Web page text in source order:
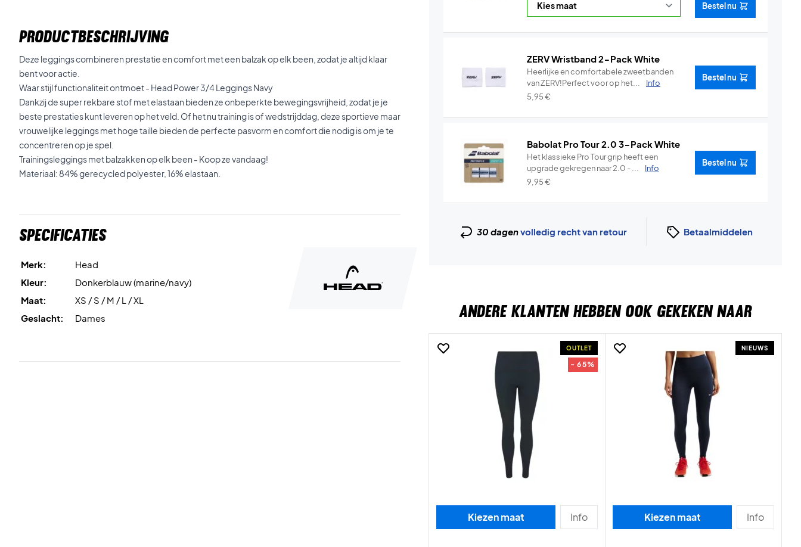
PRODUCTBESCHRIJVING
Deze leggings combineren prestatie en comfort met een balzak op elk been, zodat je altijd klaar
bent voor actie.
Waar stijl functionaliteit ontmoet - Head Power 3/4 Leggings Navy
Dankzij de super rekbare stof met elastaan bieden ze onbeperkte bewegingsvrijheid, zodat je je
beste prestaties kunt leveren op het veld. Of het nu training is of wedstrijddag, deze sportieve maar
vrouwelijke leggings met hoge taille bieden de perfecte pasvorm en comfort die nodig is om je te
concentreren op je spel.
Trainingsleggings met balzakken op elk been - Koop ze vandaag!
Materiaal: 84% gerecycled polyester, 16% elastaan.
Specificaties
Merk:
Head
Kleur:
Donkerblauw (marine/navy)
Maat:
XS / S / M / L / XL
Geslacht:
Dames
Bestel nu
ZERV Wristband 2-Pack White
Heerlijke en comfortabele zweetbanden
van ZERV!Perfect voor op het...
Info
5,95€
Bestel nu
Babolat Pro Tour 2.0 3-Pack White
Het klassieke Pro Tour grip heeft een
upgrade gekregen naar 2.0 - ...
Info
9,95€
Bestel nu
30 dagenvolledig recht van retour Betaalmiddelen
ANDERE KLANTEN HEBBEN OOK GEKEKEN NAAR
OUTLET
- 65%
Kiezen maat Info
NIEUWS
Kiezen maat Info